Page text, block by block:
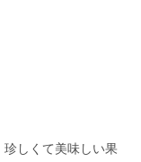
しくて美味しい果